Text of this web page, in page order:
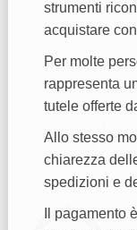
strumenti
acquistare
Per molte
rappresenta
tutele offerte
Allo stesso
chiarezza
spedizioni e
Il pagamento